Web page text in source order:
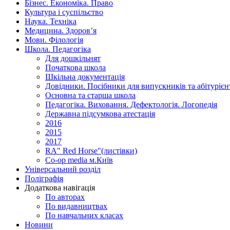
Бізнес. Економіка. Право
Культура і суспільство
Наука. Техніка
Медицина. Здоров’я
Мови. Філологія
Школа. Педагогіка
Для дошкільнят
Початкова школа
Шкільна документація
Довідники. Посібники для випускників та
Основна та старша школа
Педагогіка. Виховання. Дефектологія. Логопедія
Державна підсумкова атестація
2016
2015
2017
RA" Red Horse"(листівки)
Co-op media м.Київ
Універсальний розділ
Поліграфія
Додаткова навігація
По авторах
По видавництвах
По навчальних класах
Новини